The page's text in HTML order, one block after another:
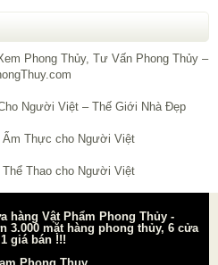
hàng Vật Phẩm Phong Thủy -
3.000 mặt hàng phong thủy, 6 cửa
giá bán !!!